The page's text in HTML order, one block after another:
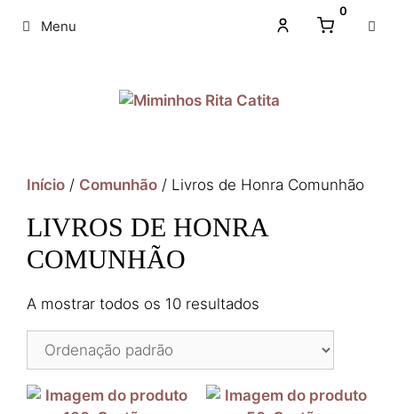
0
Menu
Início / Comunhão / Livros de Honra Comunhão
LIVROS DE HONRA
COMUNHÃO
A mostrar todos os 10 resultados